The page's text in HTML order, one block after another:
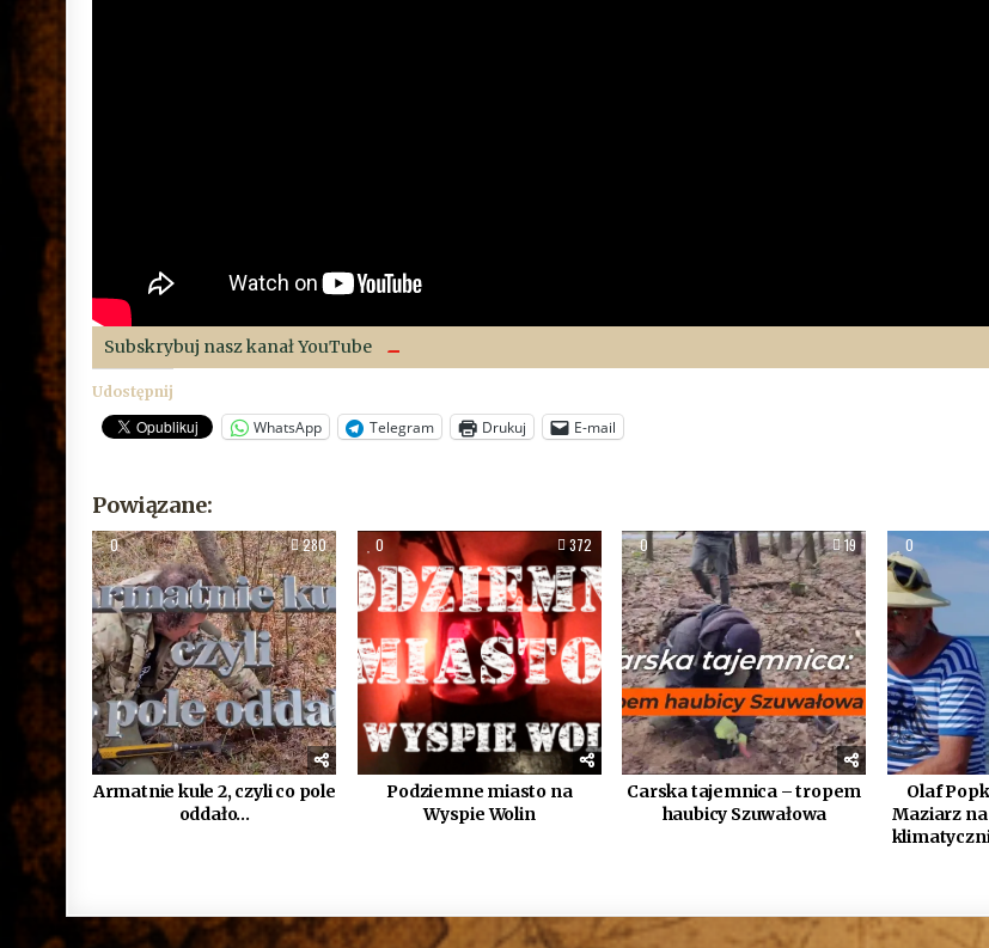
Subskrybuj nasz kanał YouTube
Udostępnij
WhatsApp Telegram Drukuj E-mail
Powiązane:
0 280
Armatnie kule 2, czyli co pole
oddało…
0 372
Podziemne miasto na
Wyspie Wolin
0 19
Carska tajemnica – tropem
haubicy Szuwałowa
0
Olaf
Maziarz